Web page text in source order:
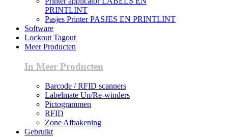
PRINTLINT
Pasjes Printer PASJES EN PRINTLINT
Software
Lockout Tagout
Meer Producten
In Meer Producten
Barcode / RFID scanners
Labelmate Un/Re-winders
Pictogrammen
RFID
Zone Afbakening
Gebruikt